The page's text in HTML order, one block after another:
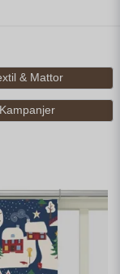
& Mattor
Kampanjer